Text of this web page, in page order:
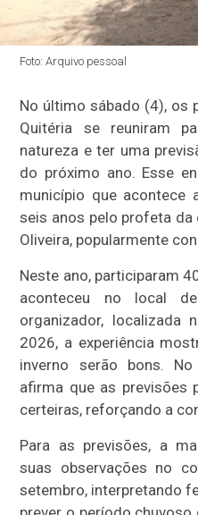
Foto: Arquivo pessoal
No último sábado (4), os
Quitéria se reuniram
natureza e ter uma
do próximo ano. Esse
município que acontece
seis anos pelo profeta da
Oliveira, popularmente
Neste ano, participaram
aconteceu no local
organizador, localizada
2026, a experiência
inverno serão bons.
afirma que as previsões
certeiras, reforçando a
Para as previsões, a
suas observações no
setembro, interpretando